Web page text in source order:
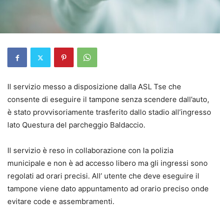
Il servizio messo a disposizione dalla ASL Tse che
consente di eseguire il tampone senza scendere dall’auto,
è stato provvisoriamente trasferito dallo stadio all’ingresso
lato Questura del parcheggio Baldaccio.
Il servizio è reso in collaborazione con la polizia
municipale e non è ad accesso libero ma gli ingressi sono
regolati ad orari precisi. All’ utente che deve eseguire il
tampone viene dato appuntamento ad orario preciso onde
evitare code e assembramenti.